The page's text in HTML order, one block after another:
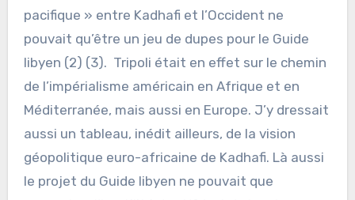
pacifique » entre Kadhafi et l’Occident ne
pouvait qu’être un jeu de dupes pour le Guide
libyen (2) (3). Tripoli était en effet sur le chemin
de l’impérialisme américain en Afrique et en
Méditerranée, mais aussi en Europe. J’y dressait
aussi un tableau, inédit ailleurs, de la vision
géopolitique euro-africaine de Kadhafi. Là aussi
le projet du Guide libyen ne pouvait que